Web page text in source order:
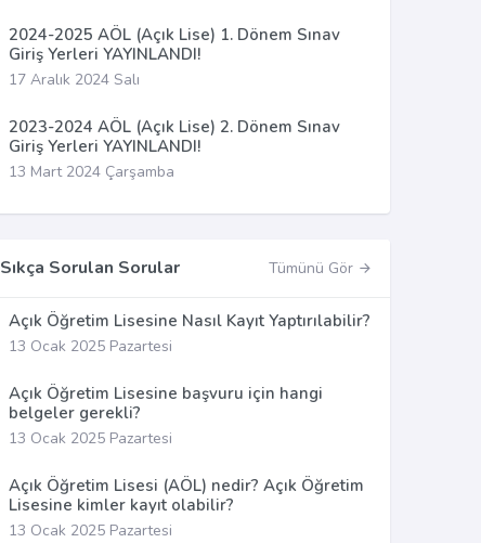
2024-2025 AÖL (Açık Lise) 1. Dönem Sınav
Giriş Yerleri YAYINLANDI!
17 Aralık 2024 Salı
2023-2024 AÖL (Açık Lise) 2. Dönem Sınav
Giriş Yerleri YAYINLANDI!
13 Mart 2024 Çarşamba
Sıkça Sorulan Sorular Tümünü Gör
Açık Öğretim Lisesine Nasıl Kayıt Yaptırılabilir?
13 Ocak 2025 Pazartesi
Açık Öğretim Lisesine başvuru için hangi
belgeler gerekli?
13 Ocak 2025 Pazartesi
Açık Öğretim Lisesi (AÖL) nedir? Açık Öğretim
Lisesine kimler kayıt olabilir?
13 Ocak 2025 Pazartesi